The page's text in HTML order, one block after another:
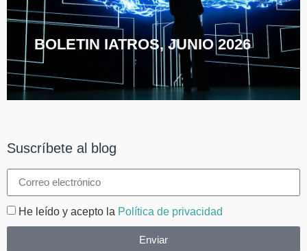
BOLETIN IATROS, JUNIO 2026
Suscríbete al blog
He leído y acepto la Política de privacidad
Enviar